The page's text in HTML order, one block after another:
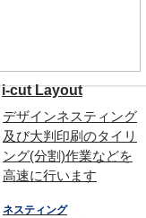
i-cut Layout
デザインネスティング
及び大判印刷のタイリ
ング(分割)作業などを
高速に行います
ネスティング